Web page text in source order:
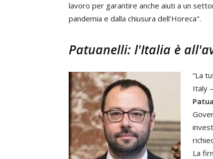
lavoro per garantire anche aiuti a un
pandemia e dalla chiusura dell'Horeca".
Patuanelli: l'Italia è
“La
Italy
La